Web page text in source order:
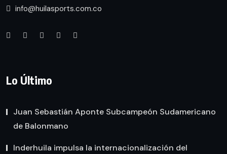
info@huilasports.com.co
Lo Último
Juan Sebastián Aponte Subcampeón Sudamericano
de Balonmano
Inderhuila impulsa la internacionalización del